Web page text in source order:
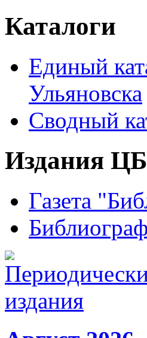
Каталоги
Единый
Ульяновска
Сводный
Издания
Газета